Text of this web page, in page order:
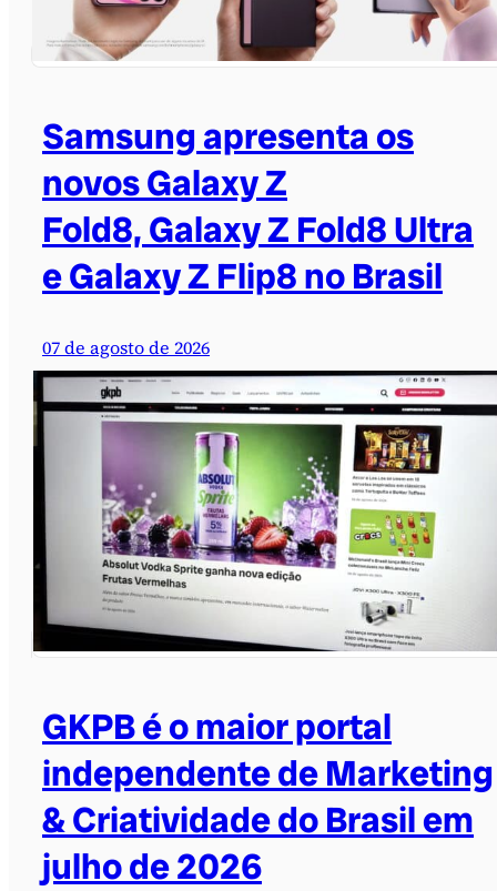
Samsung apresenta os
novos Galaxy Z
Fold8, Galaxy Z Fold8 Ultra
e Galaxy Z Flip8 no Brasil
07 de agosto de 2026
GKPB é o maior portal
independente de Marketing
& Criatividade do Brasil em
julho de 2026